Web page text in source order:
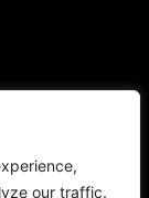
our traffic.
423